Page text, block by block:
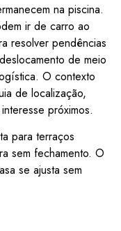
na piscina.
ir de carro ao
resolver pendências
de meio
O contexto
de localização,
próximos.
para terraços
sem fechamento. O
se ajusta sem